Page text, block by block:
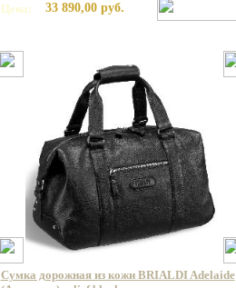
Цена:
33 890,00 руб.
Сумка дорожная из кожи BRIALDI Adelaide